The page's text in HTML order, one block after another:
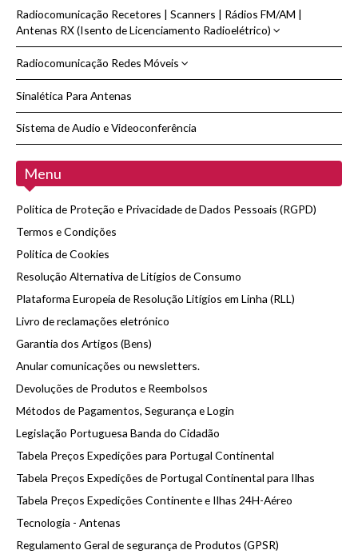
Reposição - Botões, Potenciometros, S-Meter, Etc.
Reposição, Segurança e Proteção - P/ Antenas | Cabos | Rádios
Antenas Base CB/27Mhz AM FM SSB
Antenas Móveis CB / 27Mhz AM FM SSB
Antenas Reposição Tramos | Planos Terra | Bobines - 10/11m
Bases de Montagem Antenas CB /27Mhz/HF/VHF/UHF
Bases Magnéticas CB/27Mz/VHF/UHF
Cabos Coaxais Pré Montados | Chicotes Tipo PL259 - SO239 - FME - N
Cabos de alimentação 13.8v DC
Colunas para rádio CB
Conectores RF
Adaptadores RF UHF/PL-259
Conector RF UHF/PL259 50 Ohm
Fontes de Alimentação 220VAC - AC/DC 13.8VDC
Medidores Onda Estacionária SWR/ROE/PWR
Microfones de Mão e Base Rádio CB/27Mhz e 10M
Montagem Suporte Rádio CB 1DIN
Redutores/Conversor de Tensão DC/DC 24v/13.8v
Auriculares Específicos
Radiocomunicação Recetores | Scanners | Rádios FM/AM |
Antenas RX (Isento de Licenciamento Radioelétrico)
Antenas RX Receptoras » Base RX | Moveis RX | Portáteis RX - Scanner
Banda Larga
Pré amplificadores de antena RX
Radiocomunicação Redes Móveis
Antenas Redes Móveis 2G,3G,4G,5G,WIFI,LoRA,GSM,UMTS,LTE
Sinalética Para Antenas
Sistema de Audio e Videoconferência
Menu
Politica de Proteção e Privacidade de Dados Pessoais (RGPD)
Termos e Condições
Politica de Cookies
Resolução Alternativa de Litígios de Consumo
Plataforma Europeia de Resolução Litígios em Linha (RLL)
Livro de reclamações eletrónico
Garantia dos Artigos (Bens)
Anular comunicações ou newsletters.
Devoluções de Produtos e Reembolsos
Métodos de Pagamentos, Segurança e Login
Legislação Portuguesa Banda do Cidadão
Tabela Preços Expedições para Portugal Continental
Tabela Preços Expedições de Portugal Continental para Ilhas
Tabela Preços Expedições Continente e Ilhas 24H-Aéreo
Tecnologia - Antenas
Regulamento Geral de segurança de Produtos (GPSR)